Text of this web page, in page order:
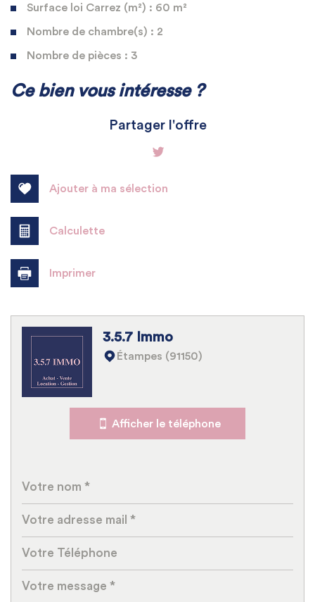
Surface loi Carrez (m²) : 60 m²
Nombre de chambre(s) : 2
Nombre de pièces : 3
La ville de Étampes (91150)
Bar
École maternelle
École primaire
Bureau de poste
Statistiques
Nombre d'habitants
Ce bien vous intéresse ?
Partager l'offre
Ajouter à ma sélection
Calculette
Imprimer
3.5.7 Immo
Étampes (91150)
Afficher le téléphone